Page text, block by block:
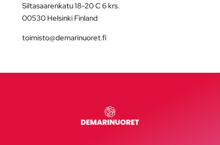
Siltasaarenkatu 18-20 C 6 krs.
00530 Helsinki Finland
toimisto@demarinuoret.fi